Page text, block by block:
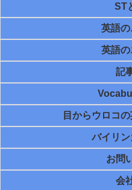
ST
英語
英語
記
目からウロコ
バイリ
お問
会